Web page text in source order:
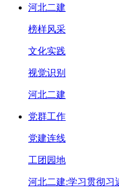
河北二建
榜样风采
文化实践
视觉识别
河北二建
党群工作
党建连线
工团园地
河北二建:学习贯彻习